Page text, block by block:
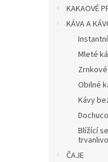
KAKAOVÉ
KÁVA A
Mleté
Obilné
Kávy
Blížící
ČAJE